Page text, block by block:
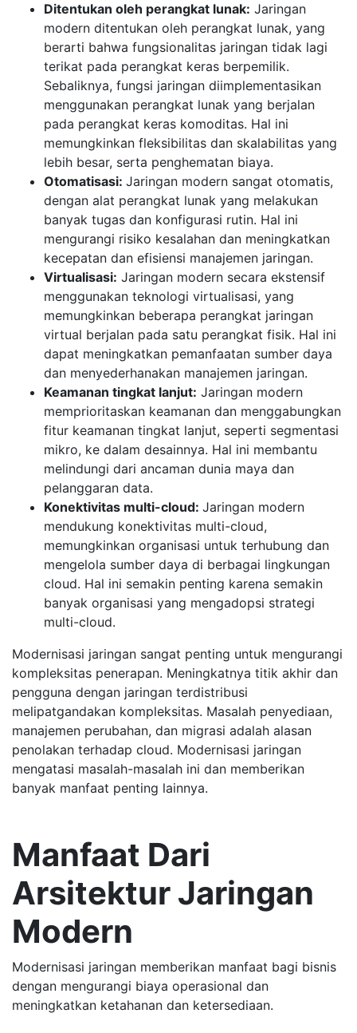
Ditentukan oleh perangkat lunak: Jaringan
modern ditentukan oleh perangkat lunak, yang
berarti bahwa fungsionalitas jaringan tidak lagi
terikat pada perangkat keras berpemilik.
Sebaliknya, fungsi jaringan diimplementasikan
menggunakan perangkat lunak yang berjalan
pada perangkat keras komoditas. Hal ini
memungkinkan fleksibilitas dan skalabilitas yang
lebih besar, serta penghematan biaya.
Otomatisasi: Jaringan modern sangat otomatis,
dengan alat perangkat lunak yang melakukan
banyak tugas dan konfigurasi rutin. Hal ini
mengurangi risiko kesalahan dan meningkatkan
kecepatan dan efisiensi manajemen jaringan.
Virtualisasi: Jaringan modern secara ekstensif
menggunakan teknologi virtualisasi, yang
memungkinkan beberapa perangkat jaringan
virtual berjalan pada satu perangkat fisik. Hal ini
dapat meningkatkan pemanfaatan sumber daya
dan menyederhanakan manajemen jaringan.
Keamanan tingkat lanjut: Jaringan modern
memprioritaskan keamanan dan menggabungkan
fitur keamanan tingkat lanjut, seperti segmentasi
mikro, ke dalam desainnya. Hal ini membantu
melindungi dari ancaman dunia maya dan
pelanggaran data.
Konektivitas multi-cloud: Jaringan modern
mendukung konektivitas multi-cloud,
memungkinkan organisasi untuk terhubung dan
mengelola sumber daya di berbagai lingkungan
cloud. Hal ini semakin penting karena semakin
banyak organisasi yang mengadopsi strategi
multi-cloud.
Modernisasi jaringan sangat penting untuk mengurangi
kompleksitas penerapan. Meningkatnya titik akhir dan
pengguna dengan jaringan terdistribusi
melipatgandakan kompleksitas. Masalah penyediaan,
manajemen perubahan, dan migrasi adalah alasan
penolakan terhadap cloud. Modernisasi jaringan
mengatasi masalah-masalah ini dan memberikan
banyak manfaat penting lainnya.
Manfaat Dari
Arsitektur Jaringan
Modern
Modernisasi jaringan memberikan manfaat bagi bisnis
dengan mengurangi biaya operasional dan
meningkatkan ketahanan dan ketersediaan.